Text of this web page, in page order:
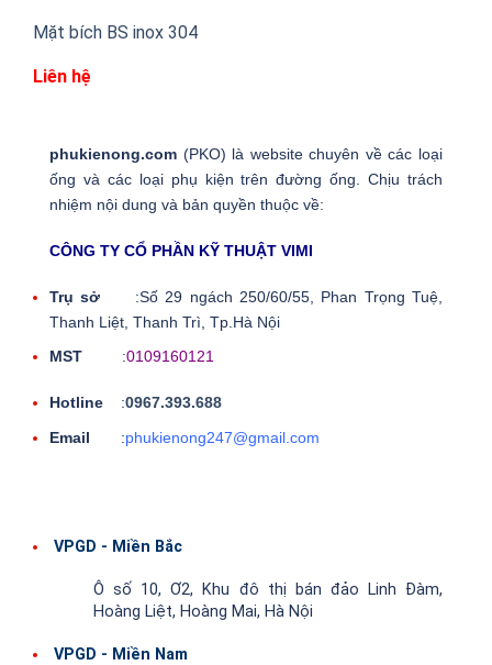
Mặt bích BS inox 304
Liên hệ
phukienong.com (PKO) là website chuyên về các loại
ống và các loại phụ kiện trên đường ống. Chịu trách
nhiệm nội dung và bản quyền thuộc về:
CÔNG TY CỔ PHẦN KỸ THUẬT VIMI
Trụ sở :Số 29 ngách 250/60/55, Phan Trọng Tuệ,
Thanh Liệt, Thanh Trì, Tp.Hà Nội
MST :0109160121
Hotline :0967.393.688
Email :phukienong247@gmail.com
VPGD - Miền Bắc
Ô số 10, Ơ2, Khu đô thị bán đảo Linh Đàm,
Hoàng Liệt, Hoàng Mai, Hà Nội
VPGD - Miền Nam